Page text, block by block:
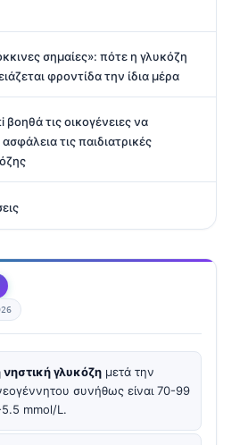
σημαίες»: πότε η γλυκόζη
φροντίδα την ίδια μέρα
τις οικογένειες να
τις παιδιατρικές
γλυκόζη μετά την
συνήθως είναι 70-99
mmol/L.